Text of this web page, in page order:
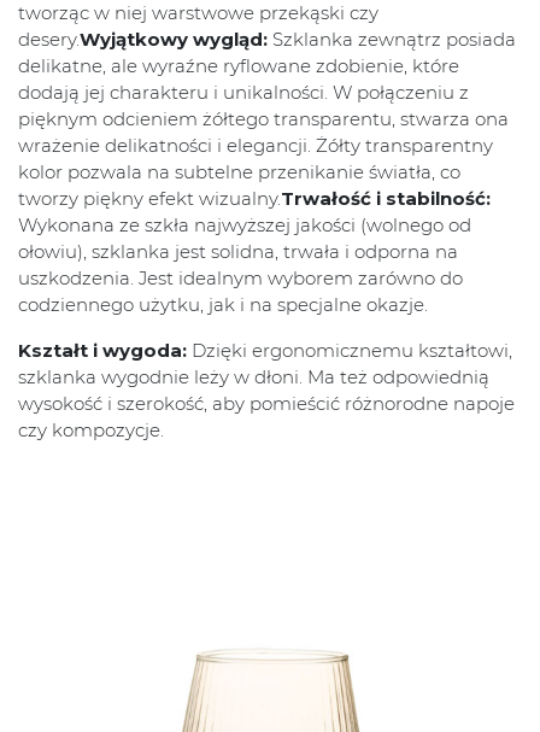
tworząc w niej warstwowe przekąski czy
desery.Wyjątkowy wygląd: Szklanka zewnątrz posiada
delikatne, ale wyraźne ryflowane zdobienie, które
dodają jej charakteru i unikalności. W połączeniu z
pięknym odcieniem żółtego transparentu, stwarza ona
wrażenie delikatności i elegancji. Żółty transparentny
kolor pozwala na subtelne przenikanie światła, co
tworzy piękny efekt wizualny.Trwałość i stabilność:
Wykonana ze szkła najwyższej jakości (wolnego od
ołowiu), szklanka jest solidna, trwała i odporna na
uszkodzenia. Jest idealnym wyborem zarówno do
codziennego użytku, jak i na specjalne okazje.
Kształt i wygoda: Dzięki ergonomicznemu kształtowi,
szklanka wygodnie leży w dłoni. Ma też odpowiednią
wysokość i szerokość, aby pomieścić różnorodne napoje
czy kompozycje.